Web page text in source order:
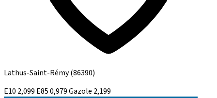
Lathus-Saint-Rémy(86390)
E10 2,099 E850,979Gazole 2,199